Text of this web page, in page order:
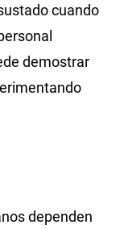
cuando
demostrar
dependen